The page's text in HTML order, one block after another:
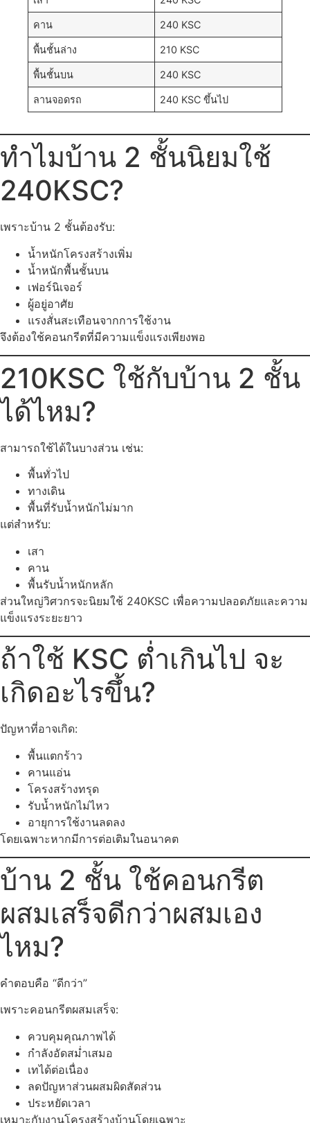
คาน 240 KSC
พื้นชั้นล่าง 210 KSC
พื้นชั้นบน 240 KSC
ลานจอดรถ 240 KSC ขึ้นไป
ทำไมบ้าน 2 ชั้นนิยมใช้
240KSC?
เพราะบ้าน 2 ชั้นต้องรับ:
น้ำหนักโครงสร้างเพิ่ม
น้ำหนักพื้นชั้นบน
เฟอร์นิเจอร์
ผู้อยู่อาศัย
แรงสั่นสะเทือนจากการใช้งาน
จึงต้องใช้คอนกรีตที่มีความแข็งแรงเพียงพอ
210KSC ใช้กับบ้าน 2 ชั้น
ได้ไหม?
สามารถใช้ได้ในบางส่วน เช่น:
พื้นทั่วไป
ทางเดิน
พื้นที่รับน้ำหนักไม่มาก
แต่สำหรับ:
เสา
คาน
พื้นรับน้ำหนักหลัก
ส่วนใหญ่วิศวกรจะนิยมใช้ 240KSC เพื่อความปลอดภัยและความ
แข็งแรงระยะยาว
ถ้าใช้ KSC ต่ำเกินไป จะ
เกิดอะไรขึ้น?
ปัญหาที่อาจเกิด:
พื้นแตกร้าว
คานแอ่น
โครงสร้างทรุด
รับน้ำหนักไม่ไหว
อายุการใช้งานลดลง
โดยเฉพาะหากมีการต่อเติมในอนาคต
บ้าน 2 ชั้น ใช้คอนกรีต
ผสมเสร็จดีกว่าผสมเอง
ไหม?
คำตอบคือ “ดีกว่า”
เพราะคอนกรีตผสมเสร็จ:
ควบคุมคุณภาพได้
กำลังอัดสม่ำเสมอ
เทได้ต่อเนื่อง
ลดปัญหาส่วนผสมผิดสัดส่วน
ประหยัดเวลา
เหมาะกับงานโครงสร้างบ้านโดยเฉพาะ